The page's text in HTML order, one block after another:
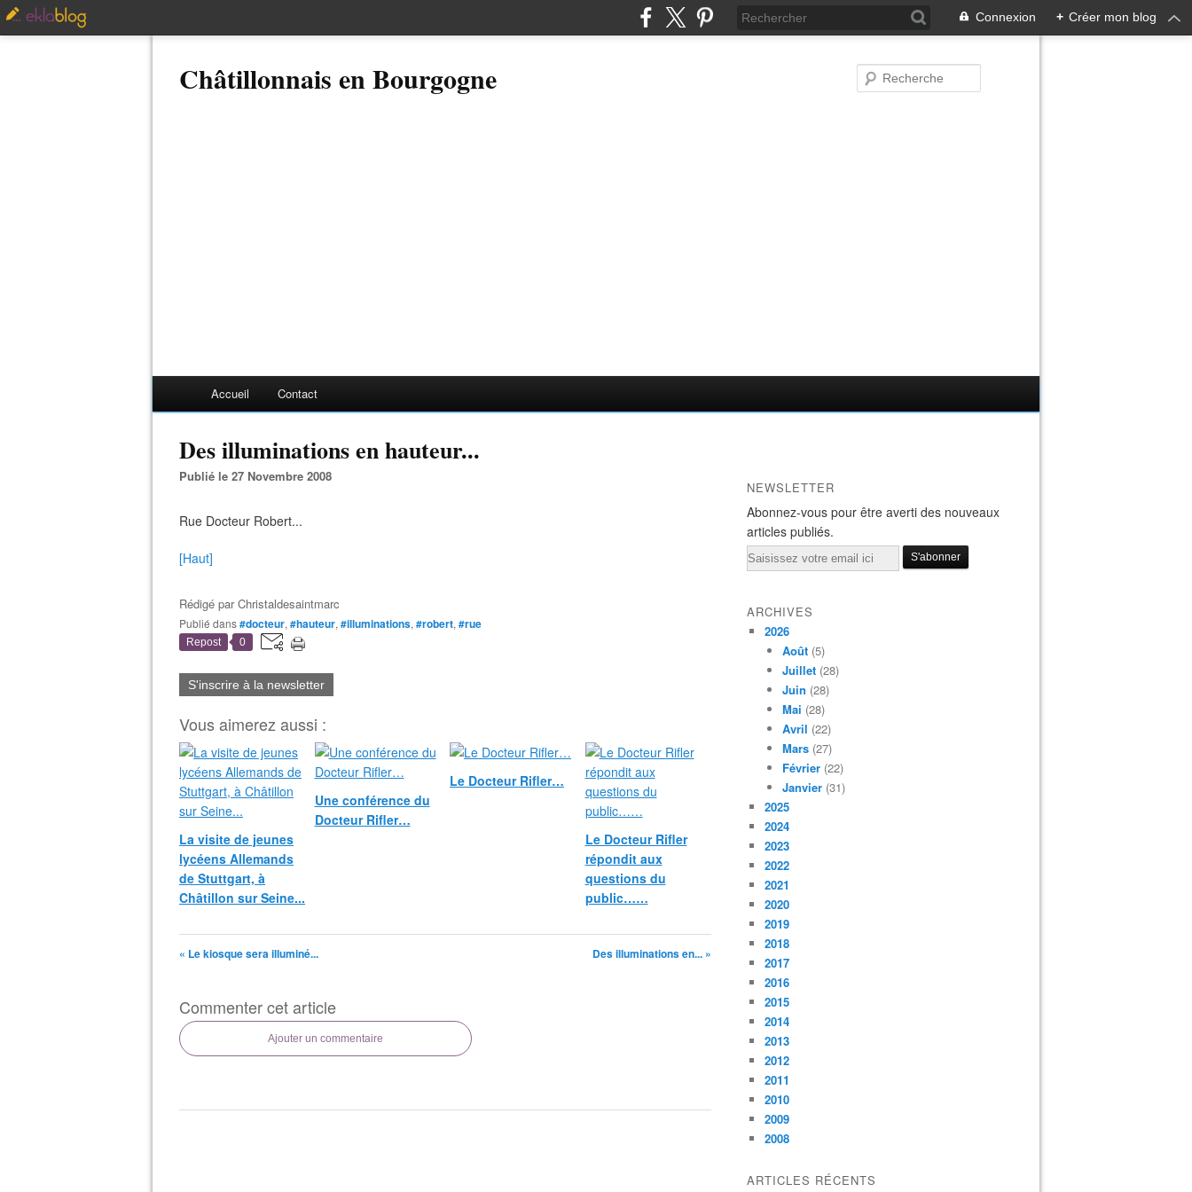
Connexion + Créer mon blog
Châtillonnais en Bourgogne
Accueil Contact
Des illuminations en hauteur...
Publié le 27 Novembre 2008
Rue Docteur Robert...
[Haut]
Rédigé parChristaldesaintmarc
Publié dans#docteur, #hauteur, #illuminations, #robert, #rue
Repost 0
S'inscrire à la newsletter
Vous aimerez aussi :
La visite de jeunes
lycéens Allemands
de Stuttgart, à
Châtillon sur Seine...
Une conférence du
Docteur Rifler…
Le Docteur Rifler…
Le Docteur Rifler
répondit aux
questions du
public……
« Le kiosque sera illuminé... Des illuminations en... »
Commenter cet article
Ajouter un commentaire
NEWSLETTER
Abonnez-vous pour être averti des nouveaux
articles publiés.
Email
ARCHIVES
2026
Août (5)
Juillet (28)
Juin (28)
Mai (28)
Avril (22)
Mars (27)
Février (22)
Janvier (31)
2025
2024
2023
2022
2021
2020
2019
2018
2017
2016
2015
2014
2013
2012
2011
2010
2009
2008
ARTICLES RÉCENTS